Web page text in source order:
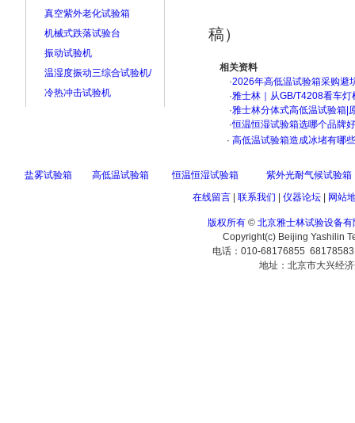
真空紫外老化试验箱
机械式跌落试验台
振动试验机
温湿度振动三综合试验机/
冷热冲击试验机
稿）
相关资料
·2026年高低温试验箱采购
·雅士林｜从GB/T4208看车
·雅士林分体式高低温试验箱|
·恒温恒湿试验箱选哪个品牌
· 高低温试验箱造成冰堵有哪
盐雾试验箱 高低温试验箱 恒温恒湿试验箱
紫外光耐气候试验箱
在线留言| 联系我们 仪器论坛| 网站
版权所有 © 北京雅士林试验设备有
Copyright(c) Beijing Yashilin
电话：010-68176855
地址：北京市大兴经